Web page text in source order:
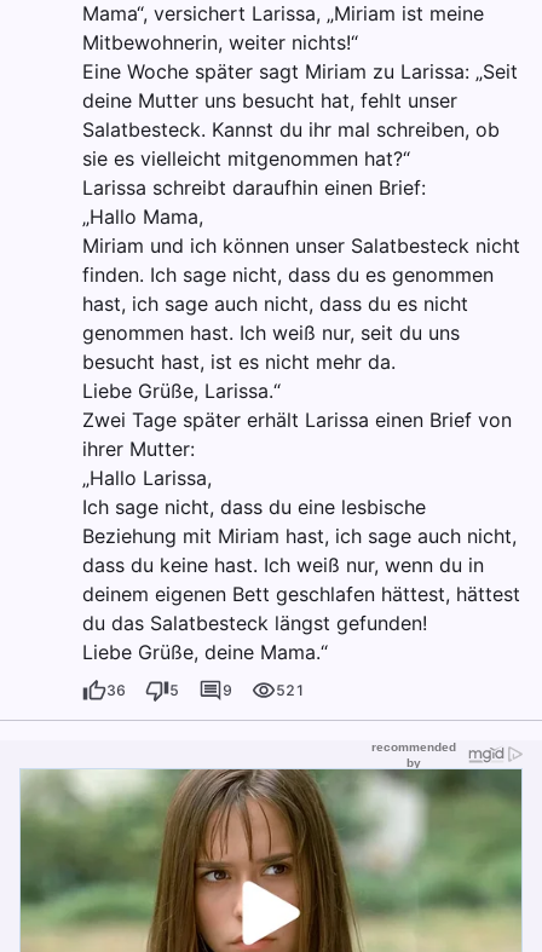
Mama“, versichert Larissa, „Miriam ist meine
Mitbewohnerin, weiter nichts!“
Eine Woche später sagt Miriam zu Larissa: „Seit
deine Mutter uns besucht hat, fehlt unser
Salatbesteck. Kannst du ihr mal schreiben, ob
sie es vielleicht mitgenommen hat?“
Larissa schreibt daraufhin einen Brief:
„Hallo Mama,
Miriam und ich können unser Salatbesteck nicht
finden. Ich sage nicht, dass du es genommen
hast, ich sage auch nicht, dass du es nicht
genommen hast. Ich weiß nur, seit du uns
besucht hast, ist es nicht mehr da.
Liebe Grüße, Larissa.“
Zwei Tage später erhält Larissa einen Brief von
ihrer Mutter:
„Hallo Larissa,
Ich sage nicht, dass du eine lesbische
Beziehung mit Miriam hast, ich sage auch nicht,
dass du keine hast. Ich weiß nur, wenn du in
deinem eigenen Bett geschlafen hättest, hättest
du das Salatbesteck längst gefunden!
Liebe Grüße, deine Mama.“
36 5 9 521